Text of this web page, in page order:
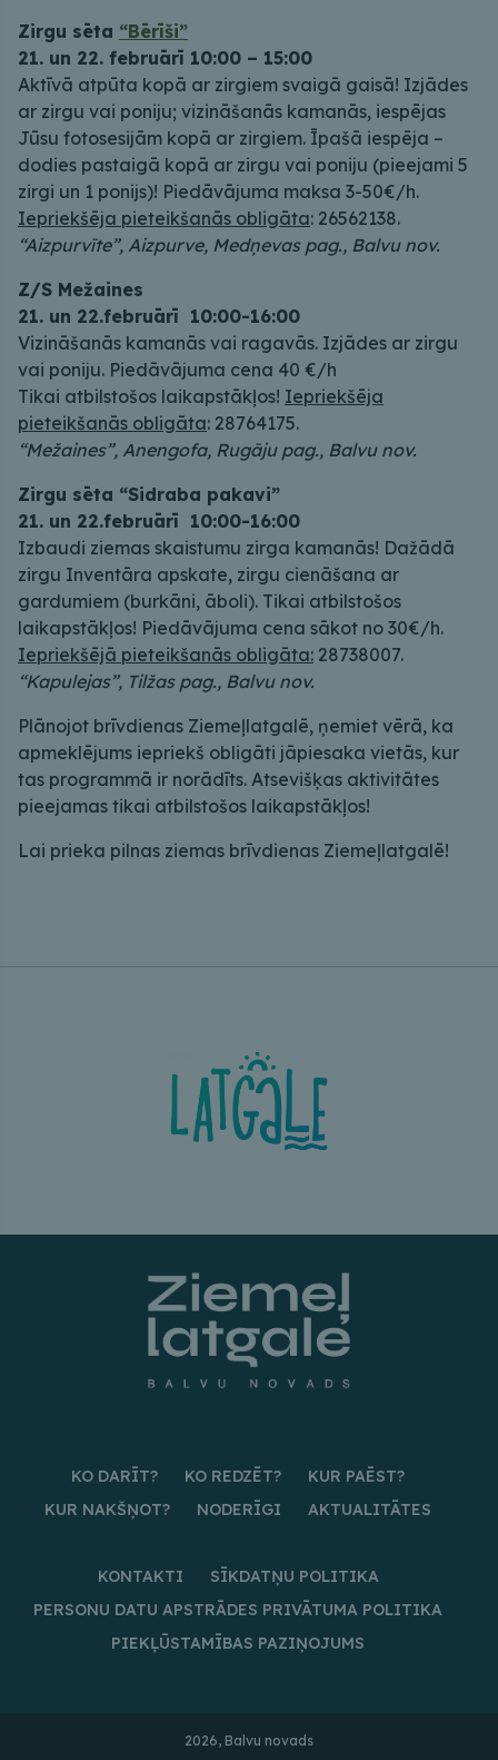
Zirgu sēta “Bērīši”
21. un 22. februārī 10:00 – 15:00
Aktīvā atpūta kopā ar zirgiem svaigā gaisā! Izjādes
ar zirgu vai poniju; vizināšanās kamanās, iespējas
Jūsu fotosesijām kopā ar zirgiem. Īpašā iespēja –
dodies pastaigā kopā ar zirgu vai poniju (pieejami 5
zirgi un 1 ponijs)! Piedāvājuma maksa 3-50€/h.
Iepriekšēja pieteikšanās obligāta: 26562138.
“Aizpurvīte”, Aizpurve, Medņevas pag., Balvu nov.
Z/S Mežaines
21. un 22.februārī 10:00-16:00
Vizināšanās kamanās vai ragavās. Izjādes ar zirgu
vai poniju. Piedāvājuma cena 40 €/h
Tikai atbilstošos laikapstākļos! Iepriekšēja
pieteikšanās obligāta: 28764175.
“Mežaines”, Anengofa, Rugāju pag., Balvu nov.
Zirgu sēta “Sidraba pakavi”
21. un 22.februārī 10:00-16:00
Izbaudi ziemas skaistumu zirga kamanās! Dažādā
zirgu Inventāra apskate, zirgu cienāšana ar
gardumiem (burkāni, āboli). Tikai atbilstošos
laikapstākļos! Piedāvājuma cena sākot no 30€/h.
Iepriekšējā pieteikšanās obligāta: 28738007.
“Kapulejas”, Tilžas pag., Balvu nov.
Plānojot brīvdienas Ziemeļlatgalē, ņemiet vērā, ka
apmeklējums iepriekš obligāti jāpiesaka vietās, kur
tas programmā ir norādīts. Atsevišķas aktivitātes
pieejamas tikai atbilstošos laikapstākļos!
Lai prieka pilnas ziemas brīvdienas Ziemeļlatgalē!
KO DARĪT? KO REDZĒT?
KUR PAĒST?
KUR NAKŠŅOT?
NODERĪGI AKTUALITĀTES
KONTAKTI
SĪKDATŅU POLITIKA
PERSONU DATU APSTRĀDES PRIVĀTUMA POLITIKA
PIEKĻŪSTAMĪBAS PAZIŅOJUMS
2026, Balvu novads